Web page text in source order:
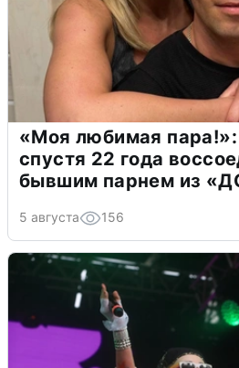
«Моя любимая пара!»:
спустя 22 года
бывшим парнем из
5 августа 156